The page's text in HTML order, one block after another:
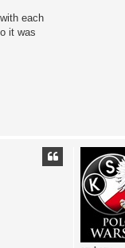
each
it was